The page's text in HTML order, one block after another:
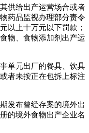
给出产运营场合或者
药品监视办理部分责令
以上十万元以下罚款；
物、食物添加剂出产运
元出厂的餐具、饮具
者未按正在包拆上标注
布曾经存案的境外出
的境外食物出产企业名